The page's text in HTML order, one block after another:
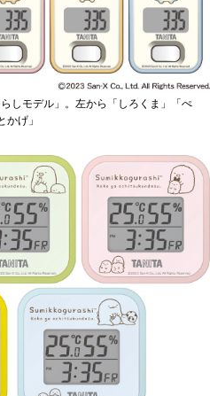
しモデル」。左から「しろくま」「ぺ
げ」